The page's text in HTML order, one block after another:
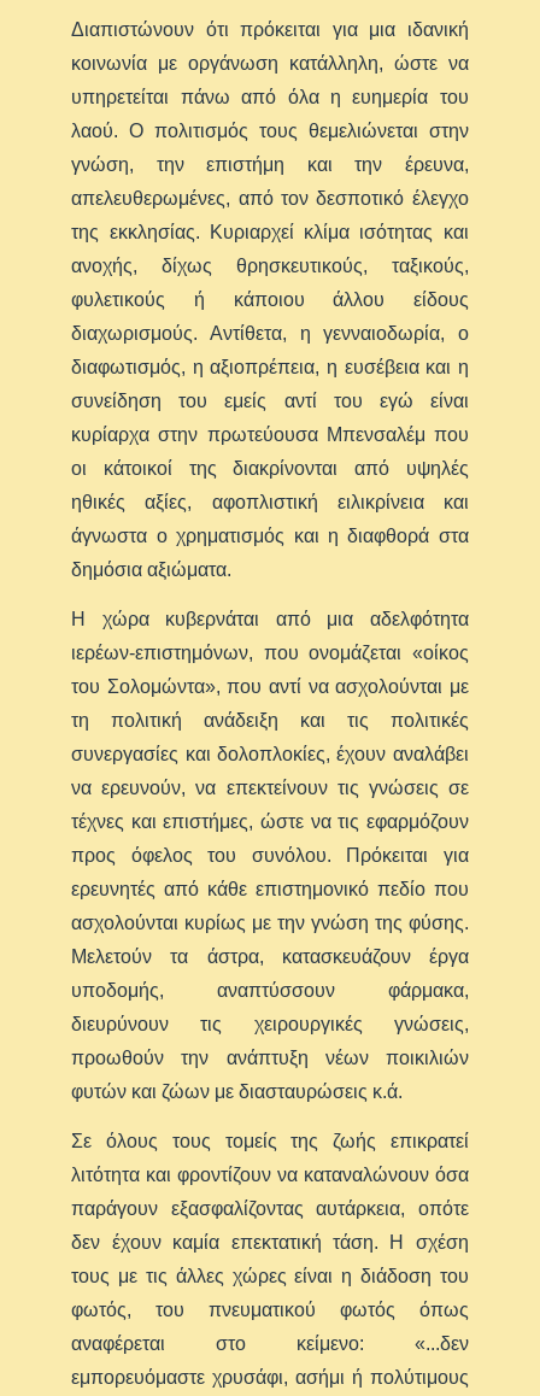
Διαπιστώνουν ότι πρόκειται για μια ιδανική
κοινωνία με οργάνωση κατάλληλη, ώστε να
υπηρετείται πάνω από όλα η ευημερία του
λαού. Ο πολιτισμός τους θεμελιώνεται στην
γνώση, την επιστήμη και την έρευνα,
απελευθερωμένες, από τον δεσποτικό έλεγχο
της εκκλησίας. Κυριαρχεί κλίμα ισότητας και
ανοχής, δίχως θρησκευτικούς, ταξικούς,
φυλετικούς ή κάποιου άλλου είδους
διαχωρισμούς. Αντίθετα, η γενναιοδωρία, ο
διαφωτισμός, η αξιοπρέπεια, η ευσέβεια και η
συνείδηση του εμείς αντί του εγώ είναι
κυρίαρχα στην πρωτεύουσα Μπενσαλέμ που
οι κάτοικοί της διακρίνονται από υψηλές
ηθικές αξίες, αφοπλιστική ειλικρίνεια και
άγνωστα ο χρηματισμός και η διαφθορά στα
δημόσια αξιώματα.
Η χώρα κυβερνάται από μια αδελφότητα
ιερέων-επιστημόνων, που ονομάζεται «οίκος
του Σολομώντα», που αντί να ασχολούνται με
τη πολιτική ανάδειξη και τις πολιτικές
συνεργασίες και δολοπλοκίες, έχουν αναλάβει
να ερευνούν, να επεκτείνουν τις γνώσεις σε
τέχνες και επιστήμες, ώστε να τις εφαρμόζουν
προς όφελος του συνόλου. Πρόκειται για
ερευνητές από κάθε επιστημονικό πεδίο που
ασχολούνται κυρίως με την γνώση της φύσης.
Μελετούν τα άστρα, κατασκευάζουν έργα
υποδομής, αναπτύσσουν φάρμακα,
διευρύνουν τις χειρουργικές γνώσεις,
προωθούν την ανάπτυξη νέων ποικιλιών
φυτών και ζώων με διασταυρώσεις κ.ά.
Σε όλους τους τομείς της ζωής επικρατεί
λιτότητα και φροντίζουν να καταναλώνουν όσα
παράγουν εξασφαλίζοντας αυτάρκεια, οπότε
δεν έχουν καμία επεκτατική τάση. Η σχέση
τους με τις άλλες χώρες είναι η διάδοση του
φωτός, του πνευματικού φωτός όπως
αναφέρεται στο κείμενο: «...δεν
εμπορευόμαστε χρυσάφι, ασήμι ή πολύτιμους